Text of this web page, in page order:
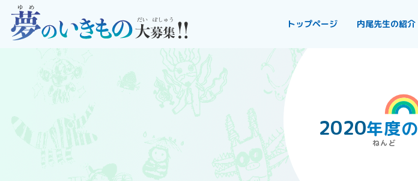
トップページ 内尾先生の紹介
2020年度の